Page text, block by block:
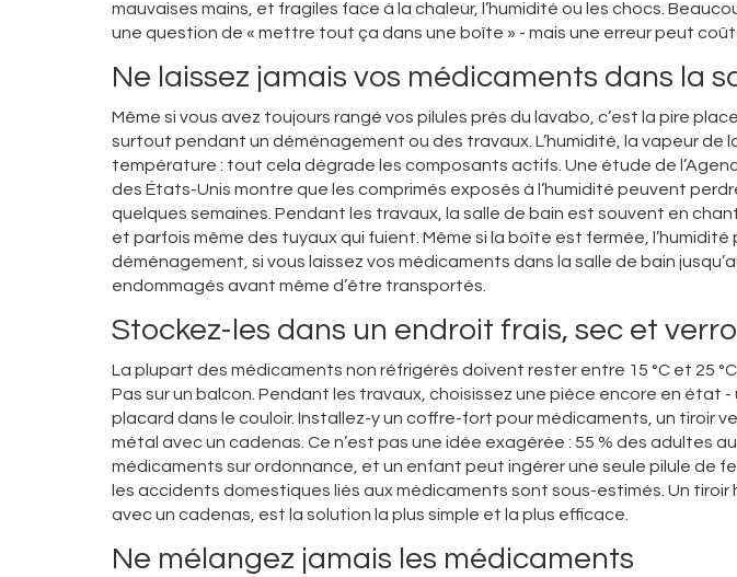
mauvaises mains, et fragiles face à la chaleur, l’humidité ou les chocs.
une question de « mettre tout ça dans une boîte » - mais une erreur peut
Ne laissez jamais vos médicaments dans la
Même si vous avez toujours rangé vos pilules près du lavabo, c’est la pire
surtout pendant un déménagement ou des travaux. L’humidité, la vapeur de
température : tout cela dégrade les composants actifs. Une étude de
des États-Unis montre que les comprimés exposés à l’humidité peuvent
quelques semaines. Pendant les travaux, la salle de bain est souvent en
et parfois même des tuyaux qui fuient. Même si la boîte est fermée,
déménagement, si vous laissez vos médicaments dans la salle de bain
endommagés avant même d’être transportés.
Stockez-les dans un endroit frais, sec et
La plupart des médicaments non réfrigérés doivent rester entre 15 °C et 25
Pas sur un balcon. Pendant les travaux, choisissez une pièce encore en état -
placard dans le couloir. Installez-y un coffre-fort pour médicaments, un tiroir
métal avec un cadenas. Ce n’est pas une idée exagérée : 55 % des adultes
médicaments sur ordonnance, et un enfant peut ingérer une seule pilule de
les accidents domestiques liés aux médicaments sont sous-estimés. Un
avec un cadenas, est la solution la plus simple et la plus efficace.
Ne mélangez jamais les médicaments